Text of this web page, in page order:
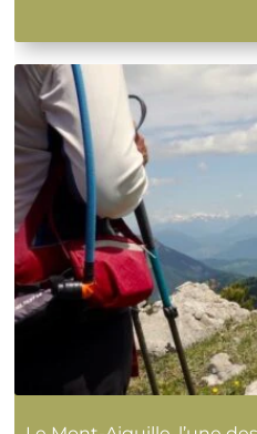
J'ai l'impression d'être
monde, tant par les
yoga et l'authenticité de
JM. Magnifique
climatiques spéciales...
Merci. Effectivement,
la nouvelle équipe arrive
transition... C'est vrai
En savoir plus sur
Publié par Le Sosse le